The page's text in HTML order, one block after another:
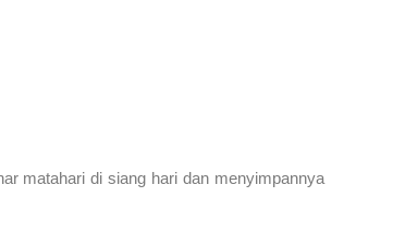
matahari di siang hari dan menyimpannya